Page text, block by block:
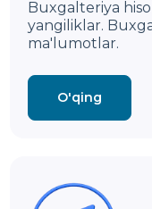
Buxgalteriya
yangiliklar.
ma'lumotlar.
O'qing